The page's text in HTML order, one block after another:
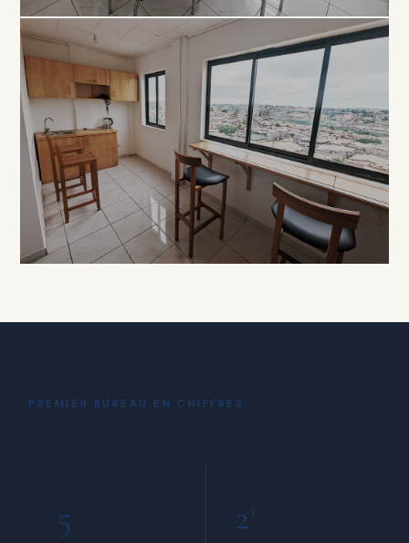
PROFESSIONNEL
Salle de
Réunion
À PARTIR DE 15 000 FCFA / HEURE
Coin Café
INCLUS POUR TOUS LES MEMBRES
PREMIER BUREAU EN CHIFFRES
5 2+